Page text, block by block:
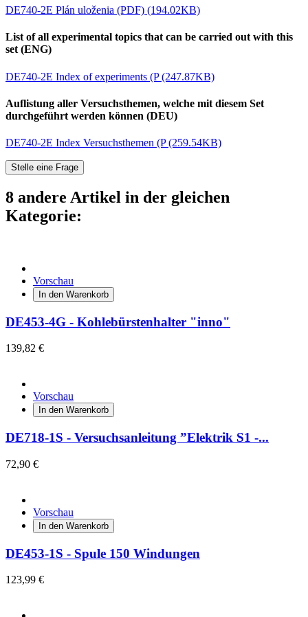
DE740-2E Plán uloženia (PDF) (194.02KB)
List of all experimental topics that can be carried out with this
set (ENG)
DE740-2E Index of experiments (P (247.87KB)
Auflistung aller Versuchsthemen, welche mit diesem Set
durchgeführt werden können (DEU)
DE740-2E Index Versuchsthemen (P (259.54KB)
Stelle eine Frage
8 andere Artikel in der gleichen
Kategorie:
Vorschau
In den Warenkorb
DE453-4G - Kohlebürstenhalter "inno"
139,82 €
Vorschau
In den Warenkorb
DE718-1S - Versuchsanleitung ”Elektrik S1 -...
72,90 €
Vorschau
In den Warenkorb
DE453-1S - Spule 150 Windungen
123,99 €